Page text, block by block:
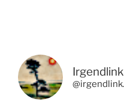
Irgendlink